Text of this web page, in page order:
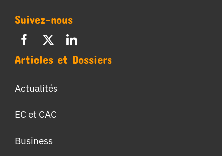
Suivez-nous
Articles et Dossiers
Actualités
EC et CAC
Business